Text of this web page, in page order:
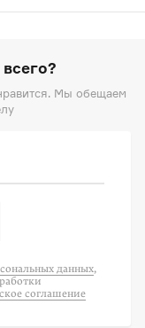
Мы обещаем
данных,
соглашение